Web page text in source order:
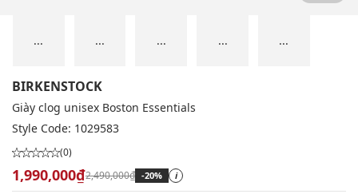
... ... ... ... ...
BIRKENSTOCK
Giày clog unisex Boston Essentials
Style Code: 1029583
(0)
1,990,000₫2,490,000₫ -20% i